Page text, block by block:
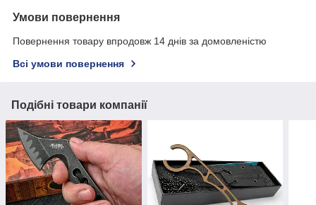
Умови повернення
Повернення товару впродовж 14 днів за домовленістю
Всі умови повернення
Подібні товари компанії